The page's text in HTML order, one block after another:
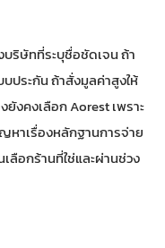
ริษัทที่ระบุชื่อชัดเจน ถ้า
ประกัน ถ้าสั่งมูลค่าสูงให้
งคงเลือก Aorest เพราะ
หาเรื่องหลักฐานการจ่าย
ลือกร้านที่ใช่และผ่านช่วง